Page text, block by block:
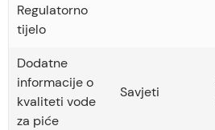
Regulatorno
tijelo
Dodatne
informacije o
kvaliteti vode
za piće
Savjeti